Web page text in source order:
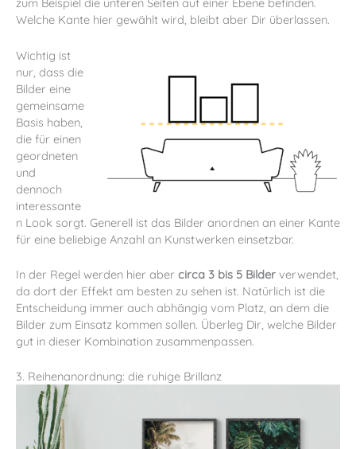
Welche Kante hier gewählt wird, bleibt aber Dir überlassen.
Wichtig ist
nur, dass die
Bilder eine
gemeinsame
Basis haben,
die für einen
geordneten
und
dennoch
interessante
n Look sorgt. Generell ist das Bilder anordnen an einer Kante
für eine beliebige Anzahl an Kunstwerken einsetzbar.
In der Regel werden hier aber circa 3 bis 5 Bilder verwendet,
da dort der Effekt am besten zu sehen ist. Natürlich ist die
Entscheidung immer auch abhängig vom Platz, an dem die
Bilder zum Einsatz kommen sollen. Überleg Dir, welche Bilder
gut in dieser Kombination zusammenpassen.
3. Reihenanordnung: die ruhige Brillanz